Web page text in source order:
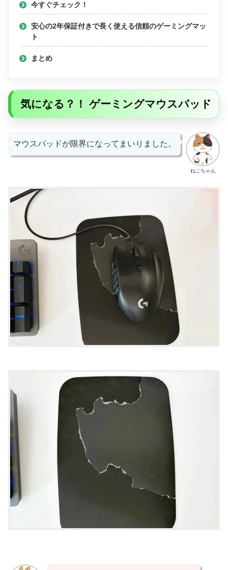
今すぐチェック！
安心の2年保証付きで長く使える信頼のゲーミングマッ
ト
まとめ
気になる？！ ゲーミングマウスパッド
ねこちゃん
マウスパッドが限界になってまいりました。